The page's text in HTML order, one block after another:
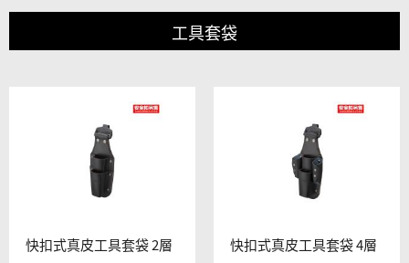
工具套袋
快扣式真皮工具套袋 2層 快扣式真皮工具套袋 4層